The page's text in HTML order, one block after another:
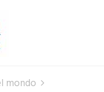
mondo